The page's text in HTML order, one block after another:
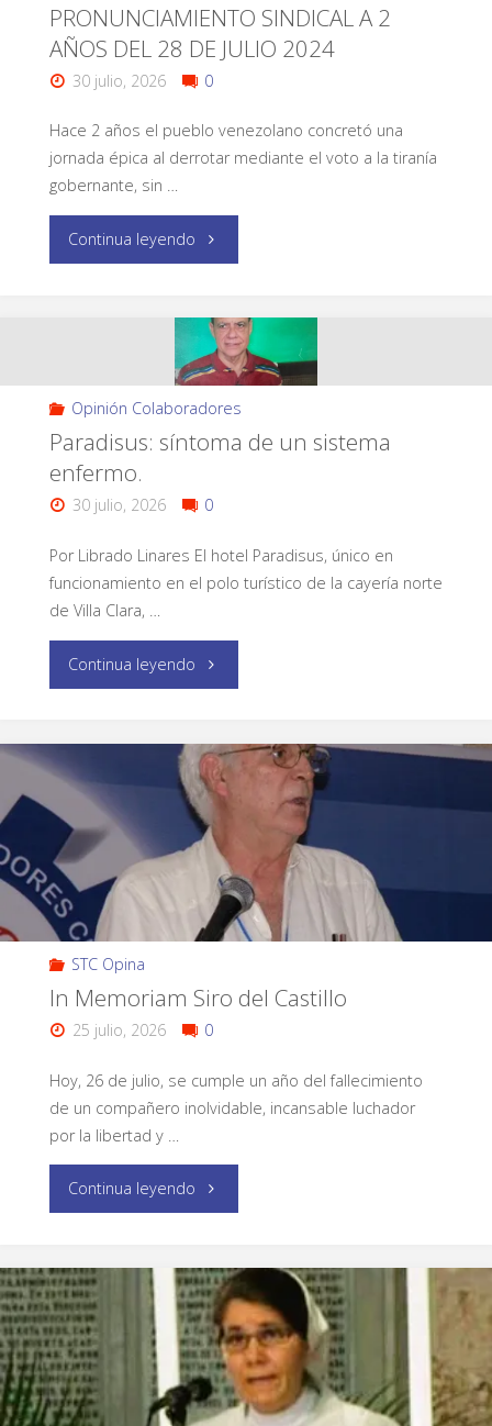
PRONUNCIAMIENTO SINDICAL A 2
AÑOS DEL 28 DE JULIO 2024
30 julio, 2026 0
Hace 2 años el pueblo venezolano concretó una
jornada épica al derrotar mediante el voto a la tiranía
gobernante, sin …
Continua leyendo
Opinión Colaboradores
Paradisus: síntoma de un sistema
enfermo.
30 julio, 2026 0
Por Librado Linares El hotel Paradisus, único en
funcionamiento en el polo turístico de la cayería norte
de Villa Clara, …
Continua leyendo
STC Opina
In Memoriam Siro del Castillo
25 julio, 2026 0
Hoy, 26 de julio, se cumple un año del fallecimiento
de un compañero inolvidable, incansable luchador
por la libertad y …
Continua leyendo